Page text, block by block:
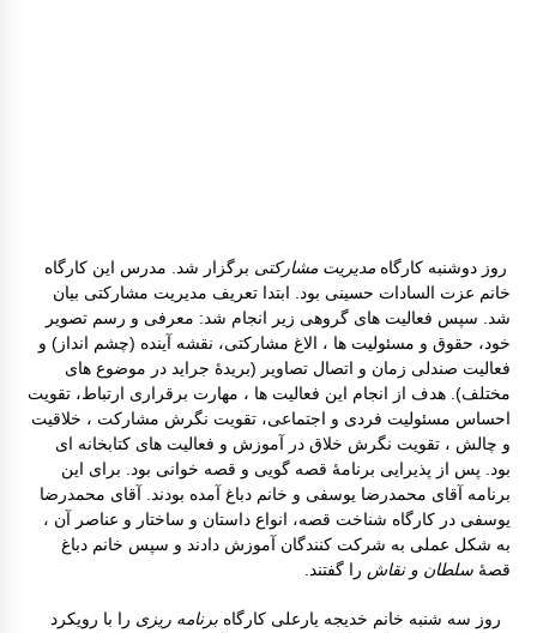
روز دوشنبه کارگاهمدیریت مشارکتی برگزار شد. مدرس این کارگاه
خانم عزت السادات حسینی بود. ابتدا تعریف مدیریت مشارکتی بیان
شد. سپس فعالیت های گروهی زیر انجام شد: معرفی و رسم تصویر
خود، حقوق و مسئولیت ها ، الاغ مشارکتی، نقشه آینده (چشم انداز) و
فعالیت صندلی زمان و اتصال تصاویر (بریدۀ جراید در موضوع های
مختلف). هدف از انجام این فعالیت ها ، مهارت برقراری ارتباط، تقویت
احساس مسئولیت فردی و اجتماعی، تقویت نگرش مشارکت ، خلاقیت
و چالش ، تقویت نگرش خلاق در آموزش و فعالیت های کتابخانه ای
بود. پس از پذیرایی برنامۀ قصه گویی و قصه خوانی بود. برای این
برنامه آقای محمدرضا یوسفی و خانم دباغ آمده بودند. آقای محمدرضا
یوسفی در کارگاه شناخت قصه، انواع داستان و ساختار و عناصر آن ،
به شکل عملی به شرکت کنندگان آموزش دادند و سپس خانم دباغ
قصۀسلطان و نقاش را گفتند.
روز سه شنبه خانم خدیجه یارعلی کارگاهبرنامه ریزی را با رویکرد